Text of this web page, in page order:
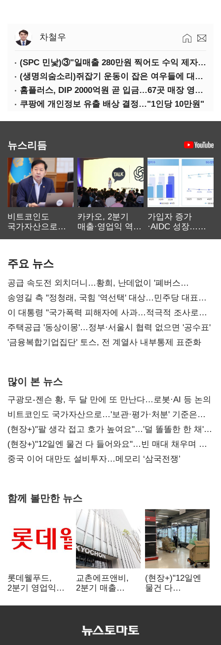
차철우
(SPC 민낯)③"일매출 280만원 찍어도 수익 제자리"…점주 울리는 '상시 할인'
(생명의숨소리)쥐잡기 운동이 잡은 여우들에 대하여
홈플러스, DIP 2000억원 곧 입금…67곳 매장 영업 재개 예정
쿠팡에 개인정보 유출 배상 결정…"1인당 10만원"
뉴스리듬
비트코인도
국가자산으로…'
카카오, 2분기
매출·영업익 역대
가입자 증가
·AIDC 성장…
주요 뉴스
공급 속도전 외치더니…황희, 난데없이 '폐버스
리모델링' 제안
송영길 측 "정청래, 국힘 '역선택' 대상…민주당 대표로
총선 지휘 못해"
이 대통령 "국가폭력 피해자에 사과…적극적 조사로
진실 밝혀야"
주택공급 '동상이몽'…정부·서울시 협력 없으면 '공수표'
'금융복합기업집단' 토스, 전 계열사 내부통제 표준화
많이 본 뉴스
구광모-젠슨 황, 두 달 만에 또 만난다…로봇·AI 등 논의
비트코인도 국가자산으로…'보관·평가·처분' 기준은
숙제
(현장+)"팔 생각 접고 호가 높여요"…'덜 똘똘한 한 채'
20억 키맞추기
(현장+)"12일엔 물건 다 들어와요"…빈 매대 채우며 문
연 홈플러스
중국 이어 대만도 설비투자…메모리 ‘삼국전쟁’
함께 볼만한 뉴스
롯데웰푸드,
2분기 영업익
사업이 실적 견인
교촌에프앤비,
2분기 매출
전년보다 4.9%↑
(현장+)"12일엔
물건 다
매대 채우며 문